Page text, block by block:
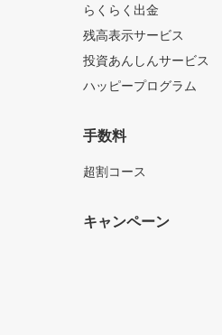
らくらく出金
残高表示サービス
投資あんしんサービス
ハッピープログラム
手数料
超割コース
キャンペーン